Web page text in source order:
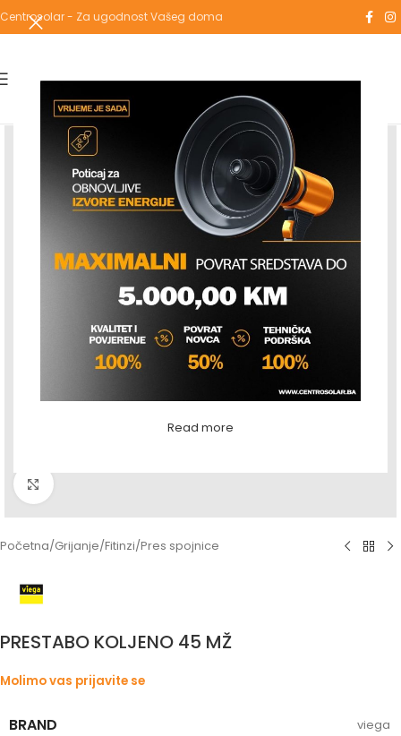
Read more
Centrosolar - Za ugodnost Vašeg doma
Povećaj sliku
Početna/Grijanje/Fitinzi/Pres spojnice
PRESTABO KOLJENO 45 MŽ
Molimo vas prijavite se
BRAND viega